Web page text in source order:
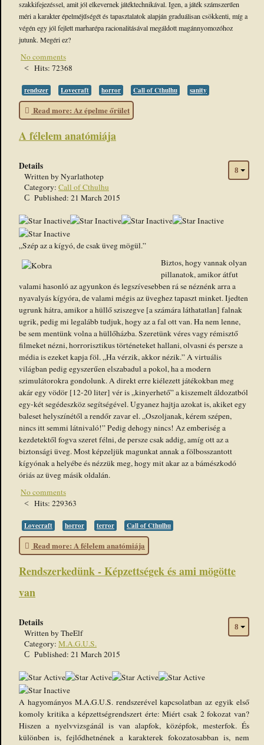
szakkifejezéssel, amit jól elkevernek játéktechnikával. Igen, a játék számszerűen
méri a karakter épelméjűségét és tapasztalatok alapján graduálisan csökkenti, míg a
végén egy jól fejlett marharépa racionalitásával megáldott magánnyomozóhoz
jutunk. Megéri ez?
No comments
Hits: 72368
rendszer Lovecraft horror Call of Cthulhu sanity
Read more: Az épelme őrület
A félelem anatómiája
Details
Written byNyarlathotep
Category: Call of Cthulhu
Published: 21 March 2015
„Szép az a kígyó, de csak üveg mögül.”
Biztos, hogy vannak olyan
pillanatok, amikor átfut
valami hasonló az agyunkon és legszívesebben rá se néznénk arra a
nyavalyás kígyóra, de valami mégis az üveghez tapaszt minket. Ijedten
ugrunk hátra, amikor a hüllő sziszegve [a számára láthatatlan] falnak
ugrik, pedig mi legalább tudjuk, hogy az a fal ott van. Ha nem lenne,
be sem mentünk volna a hüllőházba. Szeretünk véres vagy rémisztő
filmeket nézni, horrorisztikus történeteket hallani, olvasni és persze a
média is ezeket kapja föl. „Ha vérzik, akkor nézik.” A virtuális
világban pedig egyszerűen elszabadul a pokol, ha a modern
szimulátorokra gondolunk. A direkt erre kiélezett játékokban meg
akár egy vödör [12-20 liter] vér is „kinyerhető” a kiszemelt áldozatból
egy-két segédeszköz segítségével. Ugyanez hajtja azokat is, akiket egy
baleset helyszínétől a rendőr zavar el. „Oszoljanak, kérem szépen,
nincs itt semmi látnivaló!” Pedig dehogy nincs! Az emberiség a
kezdetektől fogva szeret félni, de persze csak addig, amíg ott az a
biztonsági üveg. Most képzeljük magunkat annak a fölbosszantott
kígyónak a helyébe és nézzük meg, hogy mit akar az a bámészkodó
óriás az üveg másik oldalán.
No comments
Hits: 229363
Lovecraft horror terror Call of Cthulhu
Read more: A félelem anatómiája
Rendszerkedünk - Képzettségek és ami mögötte
van
Details
Written byTheElf
Category: M.A.G.U.S.
Published: 21 March 2015
User
Rating:4/5
A hagyományos M.A.G.U.S. rendszerével kapcsolatban az egyik első
komoly kritika a képzettségrendszert érte: Miért csak 2 fokozat van?
Hiszen a nyelvvizsgánál is van alapfok, középfok, mesterfok. És
különben is, fejlődhetnének a karakterek fokozatosabban is, nem